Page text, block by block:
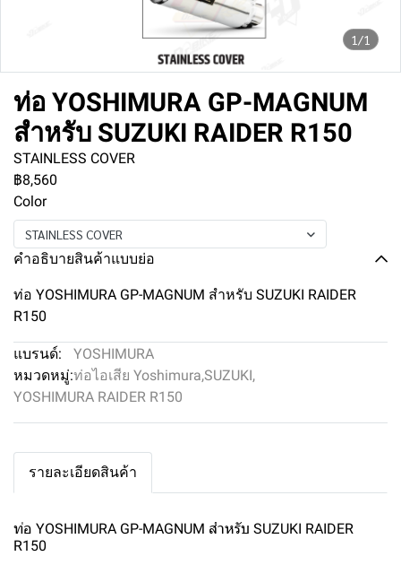
1/1
ท่อ YOSHIMURA GP-MAGNUM
สำหรับ SUZUKI RAIDER R150
STAINLESS COVER
฿8,560
Color
STAINLESS COVER
คำอธิบายสินค้าแบบย่อ
ท่อ YOSHIMURA GP-MAGNUM สำหรับ SUZUKI RAIDER
R150
แบรนด์:
YOSHIMURA
หมวดหมู่:ท่อไอเสีย Yoshimura,SUZUKI,
YOSHIMURA RAIDER R150
รายละเอียดสินค้า
ท่อ YOSHIMURA GP-MAGNUM สำหรับ SUZUKI RAIDER
R150